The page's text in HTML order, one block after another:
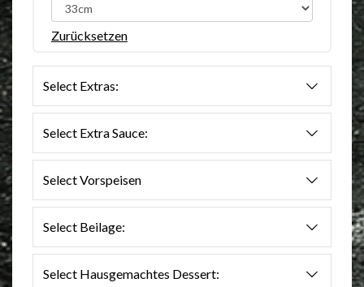
Zurücksetzen
Select Extras:
Select Extra Sauce:
Select Vorspeisen
Select Beilage:
Select Hausgemachtes Dessert: